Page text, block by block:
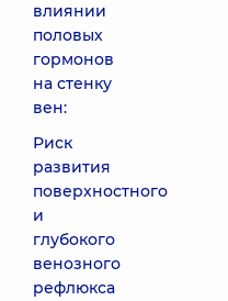
влиянии
половых
гормонов
на стенку
вен:
Риск
развития
поверхностного
и
глубокого
венозного
рефлюкса